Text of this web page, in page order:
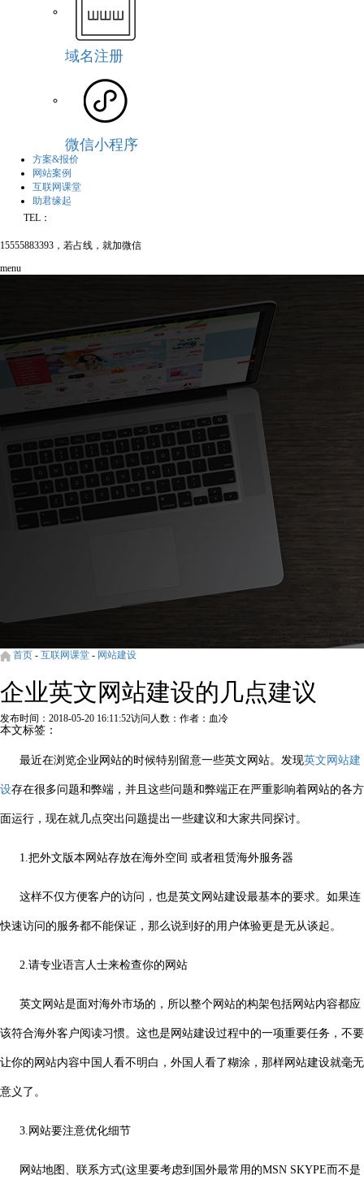
域名注册
微信小程序
方案&报价
网站案例
互联网课堂
助君缘起
TEL：
15555883393，若占线，就加微信
menu
首页 - 互联网课堂 - 网站建设
企业英文网站建设的几点建议
发布时间：2018-05-20 16:11:52访问人数： 作者：血冷
本文标签：
最近在浏览企业网站的时候特别留意一些英文网站。发现英文网站建
设存在很多问题和弊端，并且这些问题和弊端正在严重影响着网站的各方
面运行，现在就几点突出问题提出一些建议和大家共同探讨。
1.把外文版本网站存放在海外空间 或者租赁海外服务器
这样不仅方便客户的访问，也是英文网站建设最基本的要求。如果连
快速访问的服务都不能保证，那么说到好的用户体验更是无从谈起。
2.请专业语言人士来检查你的网站
英文网站是面对海外市场的，所以整个网站的构架包括网站内容都应
该符合海外客户阅读习惯。这也是网站建设过程中的一项重要任务，不要
让你的网站内容中国人看不明白，外国人看了糊涂，那样网站建设就毫无
意义了。
3.网站要注意优化细节
网站地图 、联系方式(这里要考虑到国外最常用的MSN SKYPE而不是